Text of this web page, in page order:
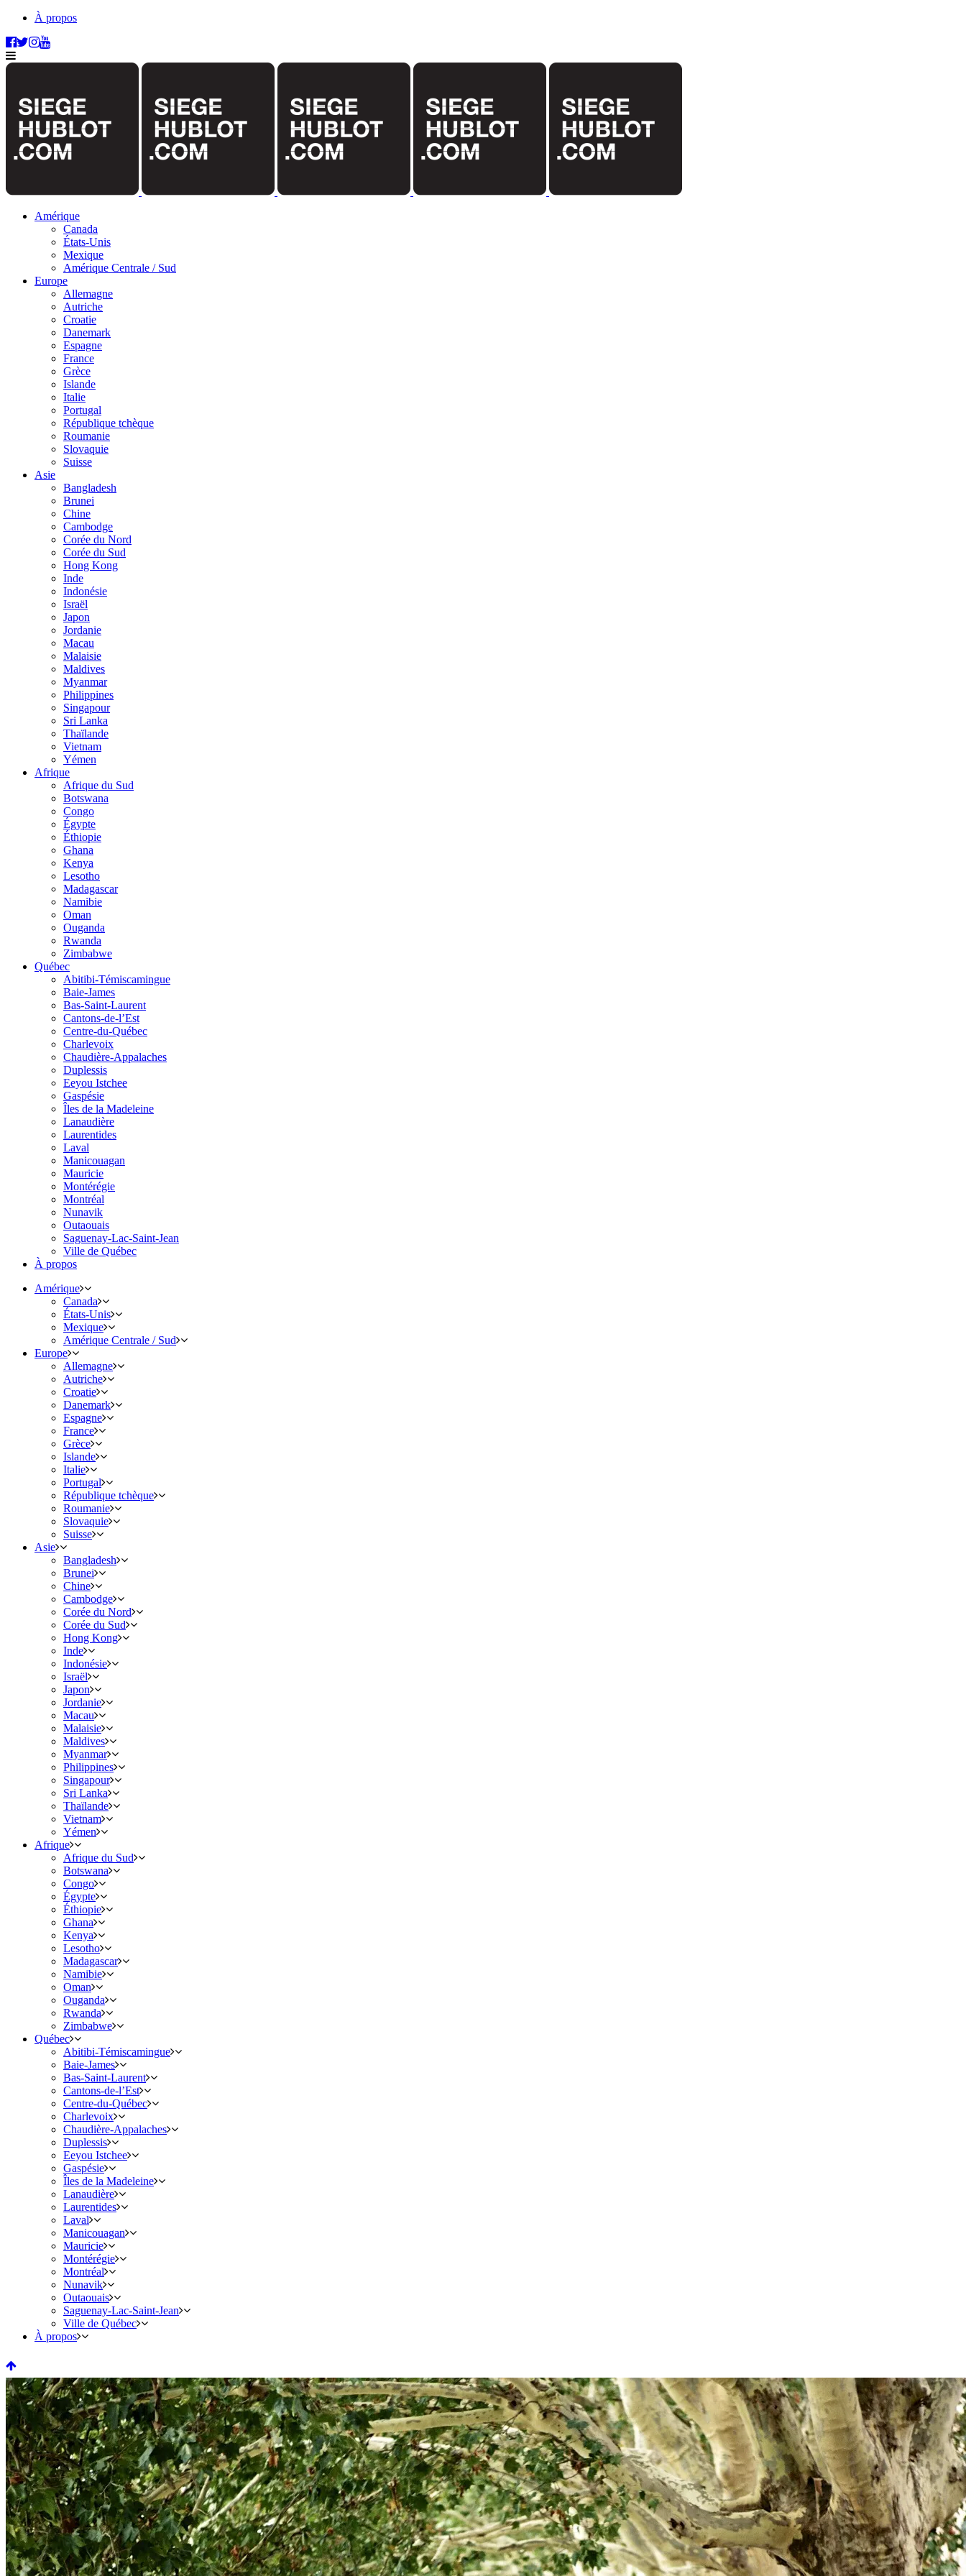
À propos
Amérique
Canada
États-Unis
Mexique
Amérique Centrale / Sud
Europe
Allemagne
Autriche
Croatie
Danemark
Espagne
France
Grèce
Islande
Italie
Portugal
République tchèque
Roumanie
Slovaquie
Suisse
Asie
Bangladesh
Brunei
Chine
Cambodge
Corée du Nord
Corée du Sud
Hong Kong
Inde
Indonésie
Israël
Japon
Jordanie
Macau
Malaisie
Maldives
Myanmar
Philippines
Singapour
Sri Lanka
Thaïlande
Vietnam
Yémen
Afrique
Afrique du Sud
Botswana
Congo
Égypte
Éthiopie
Ghana
Kenya
Lesotho
Madagascar
Namibie
Oman
Ouganda
Rwanda
Zimbabwe
Québec
Abitibi-Témiscamingue
Baie-James
Bas-Saint-Laurent
Cantons-de-l’Est
Centre-du-Québec
Charlevoix
Chaudière-Appalaches
Duplessis
Eeyou Istchee
Gaspésie
Îles de la Madeleine
Lanaudière
Laurentides
Laval
Manicouagan
Mauricie
Montérégie
Montréal
Nunavik
Outaouais
Saguenay-Lac-Saint-Jean
Ville de Québec
À propos
Amérique
Canada
États-Unis
Mexique
Amérique Centrale / Sud
Europe
Allemagne
Autriche
Croatie
Danemark
Espagne
France
Grèce
Islande
Italie
Portugal
République tchèque
Roumanie
Slovaquie
Suisse
Asie
Bangladesh
Brunei
Chine
Cambodge
Corée du Nord
Corée du Sud
Hong Kong
Inde
Indonésie
Israël
Japon
Jordanie
Macau
Malaisie
Maldives
Myanmar
Philippines
Singapour
Sri Lanka
Thaïlande
Vietnam
Yémen
Afrique
Afrique du Sud
Botswana
Congo
Égypte
Éthiopie
Ghana
Kenya
Lesotho
Madagascar
Namibie
Oman
Ouganda
Rwanda
Zimbabwe
Québec
Abitibi-Témiscamingue
Baie-James
Bas-Saint-Laurent
Cantons-de-l’Est
Centre-du-Québec
Charlevoix
Chaudière-Appalaches
Duplessis
Eeyou Istchee
Gaspésie
Îles de la Madeleine
Lanaudière
Laurentides
Laval
Manicouagan
Mauricie
Montérégie
Montréal
Nunavik
Outaouais
Saguenay-Lac-Saint-Jean
Ville de Québec
À propos